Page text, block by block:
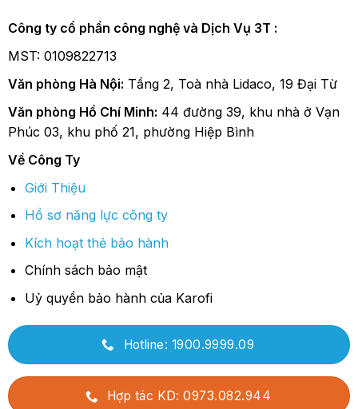
Công ty cổ phần công nghệ và Dịch Vụ 3T :
MST: 0109822713
Văn phòng Hà Nội: Tầng 2, Toà nhà Lidaco, 19 Đại Từ
Văn phòng Hồ Chí Minh: 44 đường 39, khu nhà ở Vạn
Phúc 03, khu phố 21, phường Hiệp Bình
Về Công Ty
Giới Thiệu
Hồ sơ năng lực công ty
Kích hoạt thẻ bảo hành
Chính sách bảo mật
Uỷ quyền bảo hành của Karofi
Hotline: 1900.9999.09
Hợp tác KD: 0973.082.944